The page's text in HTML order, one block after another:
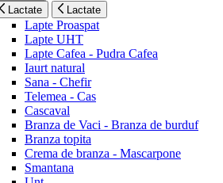
Lactate Lactate
Lapte Proaspat
Lapte UHT
Lapte Cafea - Pudra Cafea
Iaurt natural
Sana - Chefir
Telemea - Cas
Cascaval
Branza de Vaci - Branza de burduf
Branza topita
Crema de branza - Mascarpone
Smantana